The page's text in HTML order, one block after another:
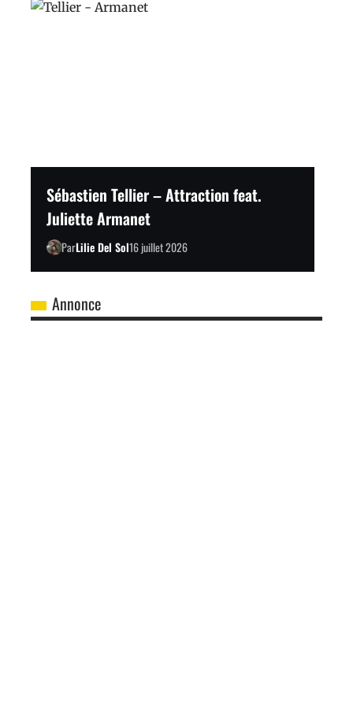
Sébastien Tellier – Attraction feat.
Juliette Armanet
ParLilie Del Sol16 juillet 2026
Annonce